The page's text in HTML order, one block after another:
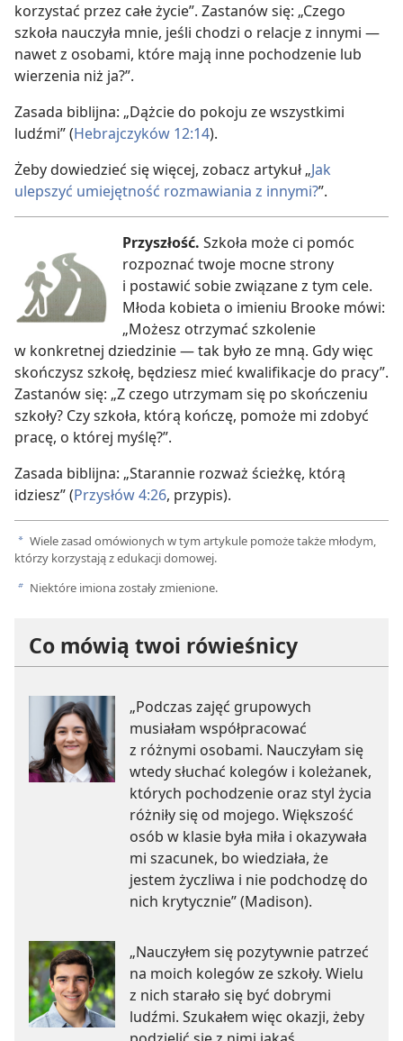
korzystać przez całe życie”. Zastanów się: „Czego
szkoła nauczyła mnie, jeśli chodzi o relacje z innymi —
nawet z osobami, które mają inne pochodzenie lub
wierzenia niż ja?”.
Zasada biblijna: „Dążcie do pokoju ze wszystkimi
ludźmi” (Hebrajczyków 12:14).
Żeby dowiedzieć się więcej, zobacz artykuł „Jak
ulepszyć umiejętność rozmawiania z innymi?”.
Przyszłość. Szkoła może ci pomóc
rozpoznać twoje mocne strony
i postawić sobie związane z tym cele.
Młoda kobieta o imieniu Brooke mówi:
„Możesz otrzymać szkolenie
w konkretnej dziedzinie — tak było ze mną. Gdy więc
skończysz szkołę, będziesz mieć kwalifikacje do pracy”.
Zastanów się: „Z czego utrzymam się po skończeniu
szkoły? Czy szkoła, którą kończę, pomoże mi zdobyć
pracę, o której myślę?”.
Zasada biblijna: „Starannie rozważ ścieżkę, którą
idziesz” (Przysłów 4:26, przypis).
a Wiele zasad omówionych w tym artykule pomoże także młodym,
którzy korzystają z edukacji domowej.
b Niektóre imiona zostały zmienione.
Co mówią twoi rówieśnicy
„Podczas zajęć grupowych
musiałam współpracować
z różnymi osobami. Nauczyłam się
wtedy słuchać kolegów i koleżanek,
których pochodzenie oraz styl życia
różniły się od mojego. Większość
osób w klasie była miła i okazywała
mi szacunek, bo wiedziała, że
jestem życzliwa i nie podchodzę do
nich krytycznie” (Madison).
„Nauczyłem się pozytywnie patrzeć
na moich kolegów ze szkoły. Wielu
z nich starało się być dobrymi
ludźmi. Szukałem więc okazji, żeby